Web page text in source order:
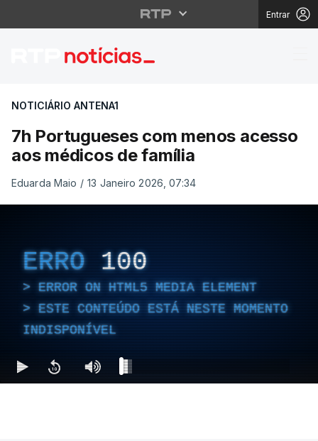
Entrar
7h Portugueses com
NOTICIÁRIO ANTENA1
7h Portugueses com menos acesso
aos médicos de família
Eduarda Maio / 13 Janeiro 2026, 07:34
ERRO 100
ERROR ON HTML5 MEDIA ELEMENT
ESTE CONTEÚDO ESTÁ NESTE MOMENTO
INDISPONÍVEL